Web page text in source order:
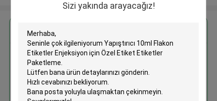
Sizi yakında arayacağız!
Yapıştırıcı 10ml Flakon Etiketler
Enjeksiyon için Özel Etiket
Etiketler Paketleme